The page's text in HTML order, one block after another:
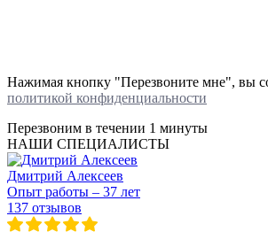
Нажимая кнопку "Перезвоните мне", вы
политикой конфиденциальности
Перезвоним в течении 1 минуты
НАШИ СПЕЦИАЛИСТЫ
Дмитрий Алексеев
Опыт работы – 37 лет
137 отзывов